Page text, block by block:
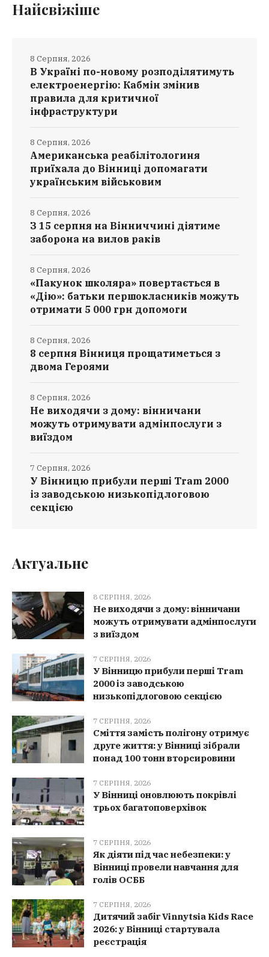
Найсвіжіше
В Україні по-новому розподілятимуть
електроенергію: Кабмін змінив
правила для критичної
інфраструктури
8 Серпня, 2026
Американська реабілітологиня
приїхала до Вінниці допомагати
українським військовим
8 Серпня, 2026
З 15 серпня на Вінниччині діятиме
заборона на вилов раків
8 Серпня, 2026
«Пакунок школяра» повертається в
«Дію»: батьки першокласників можуть
отримати 5 000 грн допомоги
8 Серпня, 2026
8 серпня Вінниця прощатиметься з
двома Героями
8 Серпня, 2026
Не виходячи з дому: вінничани
можуть отримувати адмінпослуги з
виїздом
8 Серпня, 2026
У Вінницю прибули перші Tram 2000
із заводською низькопідлоговою
секцією
7 Серпня, 2026
Актуальне
8 СЕРПНЯ, 2026
Не виходячи з дому: вінничани
можуть отримувати адмінпослуги
з виїздом
7 СЕРПНЯ, 2026
У Вінницю прибули перші Tram
2000 із заводською
низькопідлоговою секцією
7 СЕРПНЯ, 2026
Сміття замість полігону отримує
друге життя: у Вінниці зібрали
понад 100 тонн вторсировини
7 СЕРПНЯ, 2026
У Вінниці оновлюють покрівлі
трьох багатоповерхівок
7 СЕРПНЯ, 2026
Як діяти під час небезпеки: у
Вінниці провели навчання для
голів ОСББ
7 СЕРПНЯ, 2026
Дитячий забіг Vinnytsia Kids Race
2026: у Вінниці стартувала
реєстрація